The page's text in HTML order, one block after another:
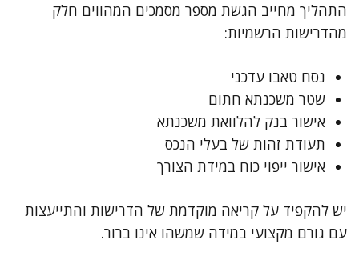
התהליך מחייב הגשת מספר מסמכים המהווים חלק
מהדרישות הרשמיות:
נסח טאבו עדכני
שטר משכנתא חתום
אישור בנק להלוואת משכנתא
תעודת זהות של בעלי הנכס
אישור ייפוי כוח במידת הצורך
יש להקפיד על קריאה מוקדמת של הדרישות והתייעצות
עם גורם מקצועי במידה שמשהו אינו ברור.